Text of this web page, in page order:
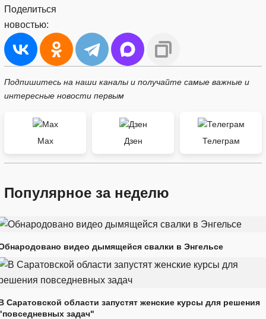
Поделиться
новостью:
Подпишитесь на наши каналы и получайте самые важные и
интересные новости первым
Max Дзен Телеграм
Популярное за неделю
видео дымящейся свалки в Энгельсе
Саратовской области запустят женские курсы для решения
задач"